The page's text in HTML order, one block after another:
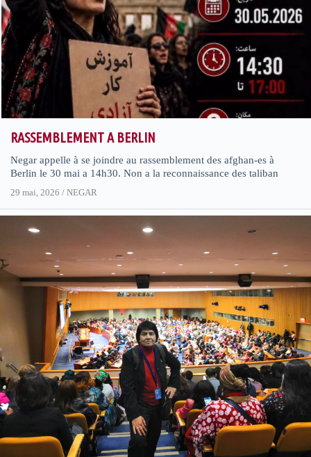
RASSEMBLEMENT A BERLIN
Negar appelle à se joindre au rassemblement des afghan-es à
Berlin le 30 mai a 14h30. Non a la reconnaissance des taliban
29 mai, 2026 / NEGAR